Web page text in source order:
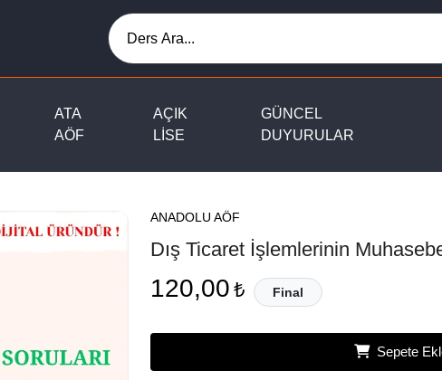
ATA
AÖF
AÇIK
LİSE
GÜNCEL
DUYURULAR
ANADOLU AÖF
Dış Ticaret İşlemlerinin
120,00 ₺ Final
Sepete